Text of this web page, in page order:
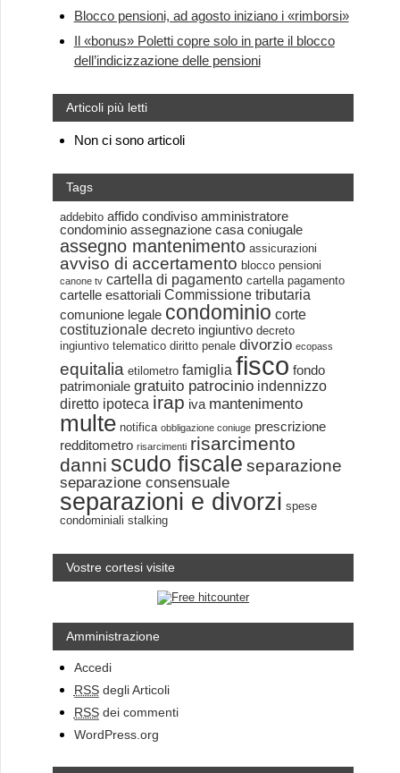
Blocco pensioni, ad agosto iniziano i «rimborsi»
Il «bonus» Poletti copre solo in parte il blocco
dell’indicizzazione delle pensioni
Articoli più letti
Non ci sono articoli
Tags
addebito affido condiviso amministratore
condominio assegnazione casa coniugale
assegno mantenimento assicurazioni
avviso di accertamento blocco pensioni
canone tv cartella di pagamento cartella pagamento
cartelle esattoriali Commissione tributaria
comunione legale condominio corte
costituzionale decreto ingiuntivo decreto
ingiuntivo telematico diritto penale divorzio ecopass
equitalia etilometro famiglia fisco fondo
patrimoniale gratuito patrocinio indennizzo
diretto ipoteca irap iva mantenimento
multe notifica obbligazione coniuge prescrizione
redditometro risarcimenti risarcimento
danni scudo fiscale separazione
separazione consensuale
separazioni e divorzi spese
condominiali stalking
Vostre cortesi visite
Amministrazione
Accedi
RSSdegli Articoli
RSSdei commenti
WordPress.org